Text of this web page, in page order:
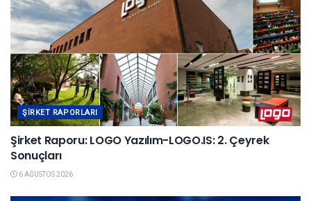
ŞIRKET RAPORLARI
Şirket Raporu: LOGO Yazılım-LOGO.IS: 2. Çeyrek
Sonuçları
6 AĞUSTOS 2026